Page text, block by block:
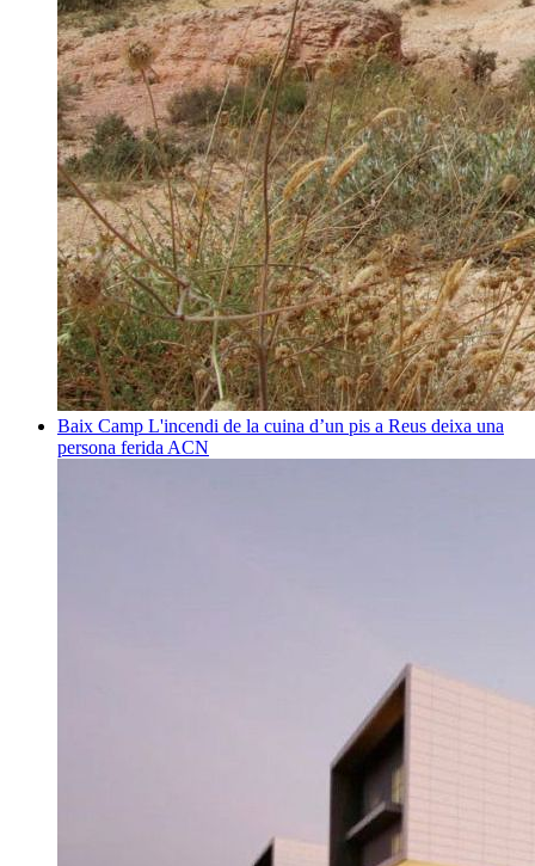
Baix Camp L'incendi de la cuina d’un pis a Reus deixa una
persona ferida ACN